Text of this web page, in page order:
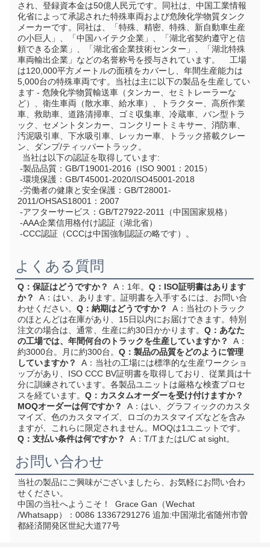
され、登録資本金は50億人民元です。同社は、中国工業情報
化省によって承認された特殊車両および危険化学物質タンク
メーカーです。同社は、「特殊、精密、特殊、新自動車生産
の小巨人」、「中国ハイテク企業」、「湖北省契約遵守と信
頼できる企業」、「湖北省企業技術センター」、「湖北特殊
車両輸出企業」などの名誉称号を授与されています。    工場
は120,000平方メートルの面積をカバーし、年間生産能力は
5,000台の特殊車両です。当社は主に以下の製品を生産してい
ます - 危険化学物質輸送車（タンカー、セミトレーラーな
ど）、衛生車両（散水車、給水車）、トラクター、高所作業
車、救助車、道路清掃車、ゴミ収集車、冷蔵車、バン型トラ
ック、セメントタンカー、コンクリートミキサー、消防車、
汚泥吸引車、下水吸引車、レッカー車、トラック搭載クレー
ン、ダンプ/ティッパートラック。
  当社は以下の認証を取得しています:
-製品品質：GB/T19001-2016（ISO 9001：2015）
-環境保護：GB/T45001-2020/ISO45001-2018
2011/OHSAS18001：2007
-アフターサービス：GB/T27922-2011（中国国家規格）
-AAA企業信用格付け認証（湖北省）
-CCC認証（CCCは中国強制認証の略です）。
よくある質問
Q：保証はどうですか？
  A：1年。
Q：ISO証明書はあります
か？
  A：はい、あります。証明書を入手するには、お問い合
わせください。 Q：納期はどうですか？
  A：当社のトラック
のほとんどは在庫があり、15日以内にお届けできます。特別
注文の場合は、通常、生産に約30日かかります。 Q：あなた
の工場では、年間何台のトラックを生産していますか？
  A：
約3000台。月に約300台。 Q：製品の品質をどのように管理
していますか？
  A：当社の工場には標準的な生産ワークショ
ップがあり、ISO CCC BV証明書を取得しており、従業員は十
分に訓練されています。各製品ユニットは厳格な検査プロセ
スを経ています。 Q：カスタムオーダーを受け付けますか？
MOQオーダーは何ですか？
  A：はい、グラフィックのカスタ
マイズ、色のカスタマイズ、ロゴのカスタマイズなどを含み
ますが、これらに限定されません。MOQは1ユニットです。
Q：支払い条件は何ですか？
  A：T/TまたはL/C at sight。
お問い合わせ
当社の製品にご興味がございましたら、お気軽にお問い合わ
せください。
中国の当社へようこそ！
  Grace Gan（Wechat
/Whatsapp）：0086 13367291276 追加:中国湖北省随州市曽
都経済開発区世紀大道77号